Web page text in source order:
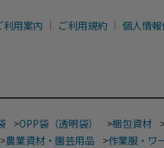
利用案内 ご利用規約 個人情
>OPP袋（透明袋） >梱包資材
>農業資材・園芸用品 >作業服・ワ